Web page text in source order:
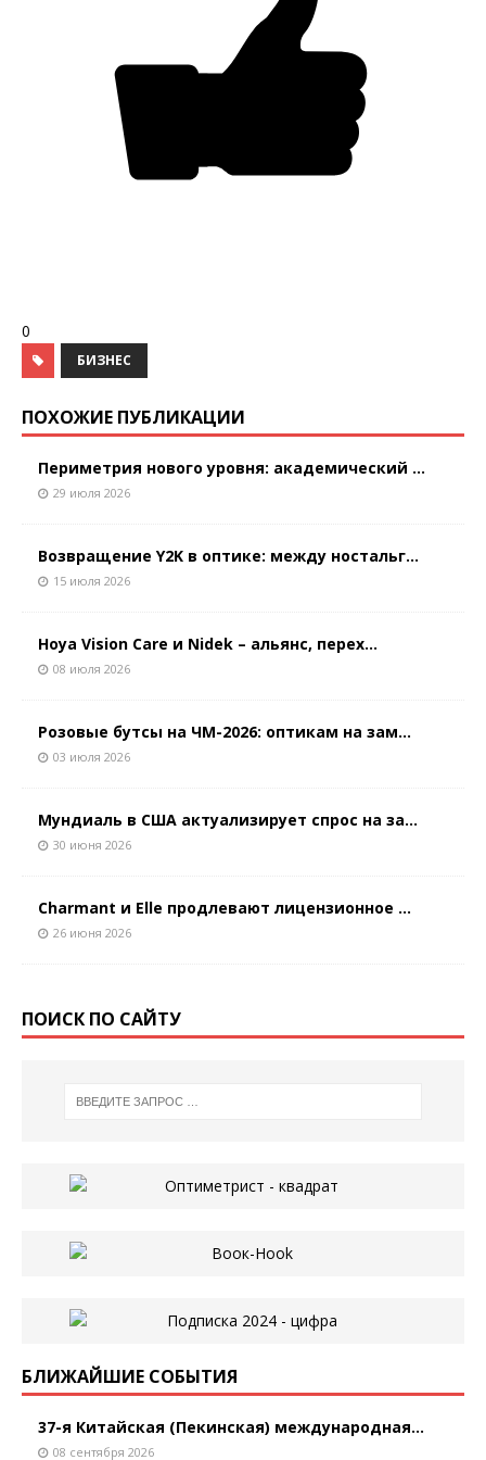
0
БИЗНЕС
ПОХОЖИЕ ПУБЛИКАЦИИ
Периметрия нового уровня: академический ...
29 июля 2026
Возвращение Y2K в оптике: между ностальг...
15 июля 2026
Hoya Vision Care и Nidek – альянс, перех...
08 июля 2026
Розовые бутсы на ЧМ-2026: оптикам на зам...
03 июля 2026
Мундиаль в США актуализирует спрос на за...
30 июня 2026
Charmant и Elle продлевают лицензионное ...
26 июня 2026
ПОИСК ПО САЙТУ
БЛИЖАЙШИЕ СОБЫТИЯ
37-я Китайская (Пекинская) международная...
08 сентября 2026